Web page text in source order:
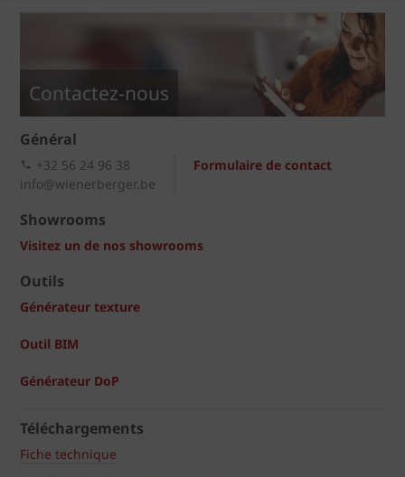
Contactez-nous
Général
Formulaire de contact
+32 56 24 96 38
info@wienerberger.be
Showrooms
Visitez un de nos showrooms
Outils
Générateur texture
Outil BIM
Générateur DoP
Téléchargements
Fiche technique